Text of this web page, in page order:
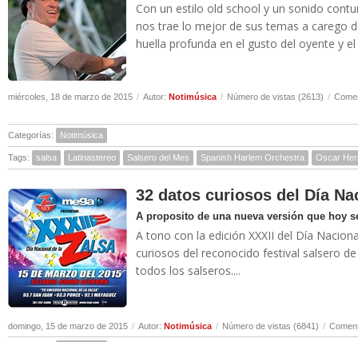
Con un estilo old school y un sonido
nos trae lo mejor de sus temas a carego
huella profunda en el gusto del oyente y
miércoles, 18 de marzo de 2015 / Autor: Notimúsica / Número de vistas (2613) /
Categorías: Notimúsica
Tags: salsa Latinastereo Salsero del Mes Spanish Harlem Orchestra Oscar
32 datos curiosos del Día
A proposito de una nueva versión que hoy
A tono con la edición XXXII del Día
curiosos del reconocido festival salsero
todos los salseros....
domingo, 15 de marzo de 2015 / Autor: Notimúsica / Número de vistas (6841) /